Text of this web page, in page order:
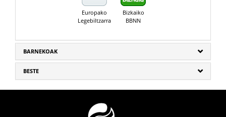
Europako
Legebiltzarra
Bizkaiko
BBNN
BARNEKOAK
BESTE